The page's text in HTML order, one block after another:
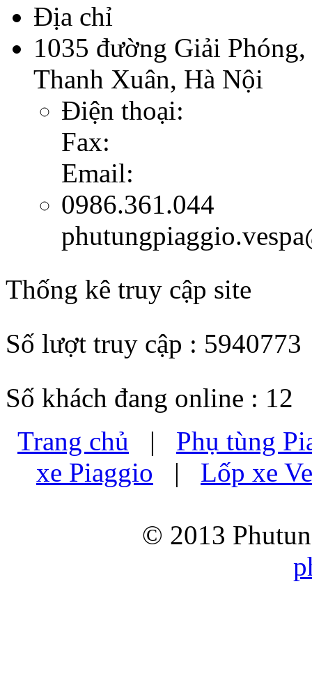
Địa chỉ
1035 đường Giải
Thanh Xuân, Hà Nội
Điện thoại:
Fax:
Email:
0986.361.044
Thống kê truy cập site
Số lượt truy cập : 5940773
Số khách đang online : 12
Trang chủ | Phụ tùng
xe Piaggio | Lốp xe
© 2013